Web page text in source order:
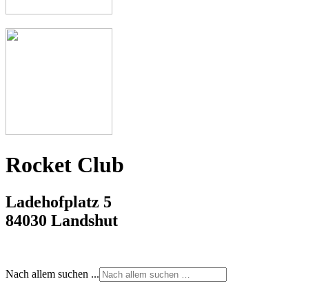
Rocket Club
Ladehofplatz 5
84030 Landshut
Nach allem suchen ...